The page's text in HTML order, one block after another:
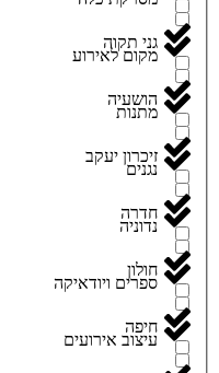
מקום לאירוע
מתנות
נגנים
נדוניה
ספרים ויודאיקה
עיצוב אירועים
גני תקוה
הושעיה
זיכרון יעקב
חדרה
חולון
חיפה